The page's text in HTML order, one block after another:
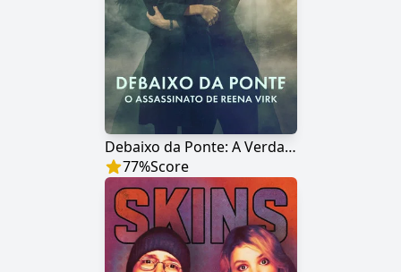
Debaixo da Ponte: A Verdadeira História do Assassinato de Reena Virk
77%Score